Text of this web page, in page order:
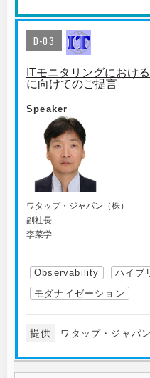
D-03
ITモニタリングにおけ
に向けてのご提言
Speaker
ワタップ・ジャパン（株）
副社長
李菜学
Observability
ハイブ
モダナイゼーション
提供 ワタップ・ジャパ